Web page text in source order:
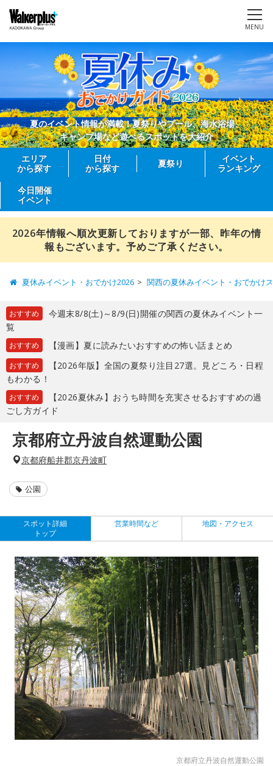
MENU
夏のイベント情報が満載！夏祭りやプール、海水浴場、
キャンプ場など遊べるスポットを大紹介
エリア
から探す
日付
から探す
夏祭り
イベント
ランキング
今日開催
イベント
2026年情報へ順次更新しておりますが一部、昨年の情
報もございます。予めご了承ください。
夏休みイベント・おでかけ2026 関西の夏休みイベント・おでかけ
おすすめ
今週末8/8(土)～8/9(日)開催の関西の夏休みイベント一
覧
おすすめ 【漫画】夏に読みたいおすすめの怖い話まとめ
おすすめ
【2026年版】全国の夏祭り注目27選。見どころ・日程
もわかる！
おすすめ
【2026夏休み】おうち時間を充実させるおすすめの過
ごし方ガイド
京都府立丹波自然運動公園
京都府船井郡京丹波町
公園
スポット詳細
トップ
営業時間など 地図・アクセス
京都府立丹波自然運動公園